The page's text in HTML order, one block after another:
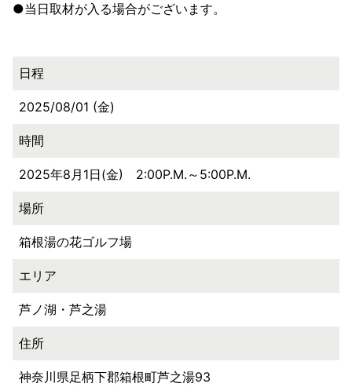
●当日取材が入る場合がございます。
日程
2025/08/01 (金)
時間
2025年8月1日(金) 2:00P.M.～5:00P.M.
場所
箱根湯の花ゴルフ場
エリア
芦ノ湖・芦之湯
住所
神奈川県足柄下郡箱根町芦之湯93